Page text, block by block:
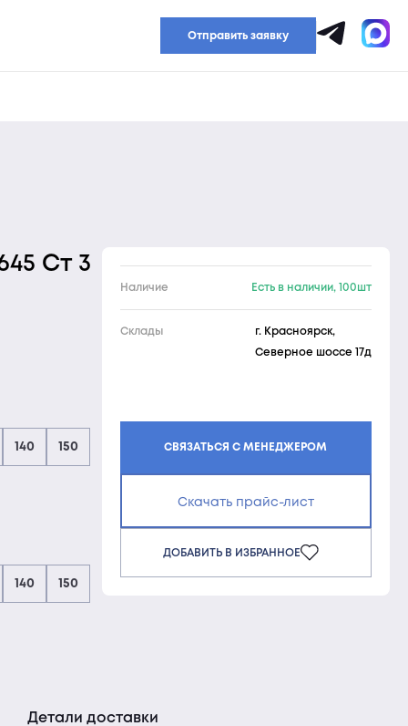
Отправить заявку
Ст 3
140 150
140 150
Наличие Есть в наличии, 100шт
Склады г. Красноярск,
Северное шоссе 17д
СВЯЗАТЬСЯ С МЕНЕДЖЕРОМ
Скачать прайс-лист
ДОБАВИТЬ В ИЗБРАННОЕ
Детали доставки